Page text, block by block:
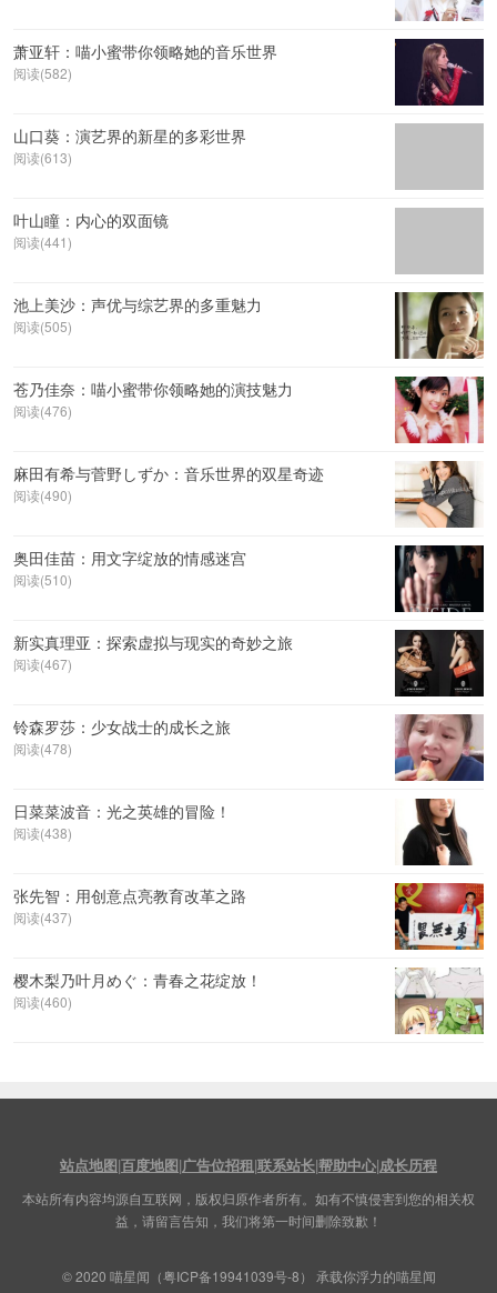
萧亚轩：喵小蜜带你领略她的音乐世界
阅读(582)
山口葵：演艺界的新星的多彩世界
阅读(613)
叶山瞳：内心的双面镜
阅读(441)
池上美沙：声优与综艺界的多重魅力
阅读(505)
苍乃佳奈：喵小蜜带你领略她的演技魅力
阅读(476)
麻田有希与菅野しずか：音乐世界的双星奇迹
阅读(490)
奥田佳苗：用文字绽放的情感迷宫
阅读(510)
新实真理亚：探索虚拟与现实的奇妙之旅
阅读(467)
铃森罗莎：少女战士的成长之旅
阅读(478)
日菜菜波音：光之英雄的冒险！
阅读(438)
张先智：用创意点亮教育改革之路
阅读(437)
樱木梨乃叶月めぐ：青春之花绽放！
阅读(460)
站点地图|百度地图|广告位招租|联系站长|帮助中心|成长历程
本站所有内容均源自互联网，版权归原作者所有。如有不慎侵害到您的相关权
益，请留言告知，我们将第一时间删除致歉！
© 2020 喵星闻 （粤ICP备19941039号-8） 承载你浮力的喵星闻